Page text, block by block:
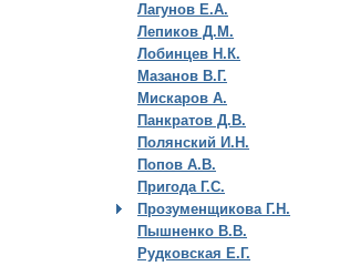
Лагунов Е.А.
Лепиков Д.М.
Лобинцев Н.К.
Мазанов В.Г.
Мискаров А.
Панкратов Д.В.
Полянский И.Н.
Попов А.В.
Пригода Г.С.
Прозуменщикова Г.Н.
Пышненко В.В.
Рудковская Е.Г.